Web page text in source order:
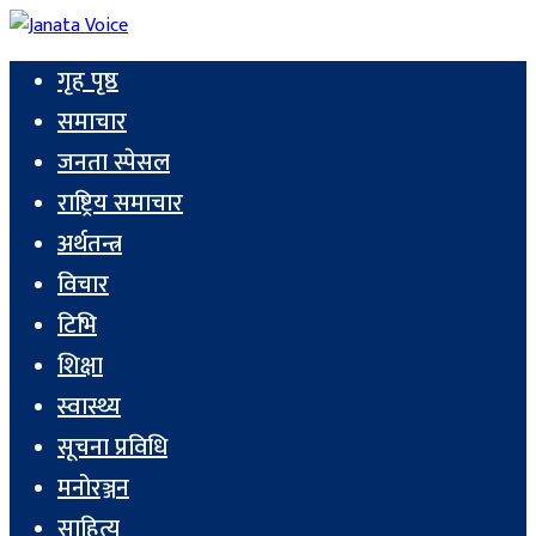
गृह पृष्ठ
समाचार
जनता स्पेसल
राष्ट्रिय समाचार
अर्थतन्त्र
विचार
टिभि
शिक्षा
स्वास्थ्य
सूचना प्रविधि
मनोरञ्जन